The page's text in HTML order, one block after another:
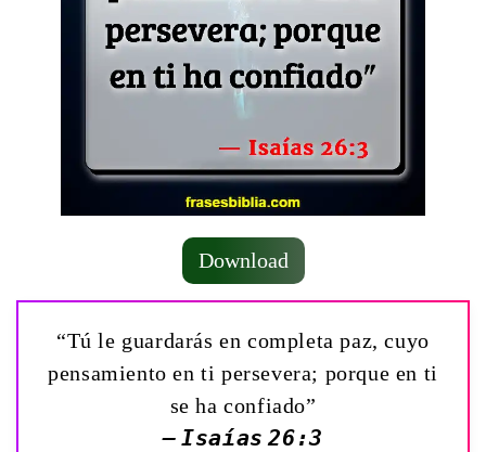
Download
“Tú le guardarás en completa paz, cuyo
pensamiento en ti persevera; porque en ti
se ha confiado”
— Isaías 26:3